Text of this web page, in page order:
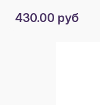
430.00 руб